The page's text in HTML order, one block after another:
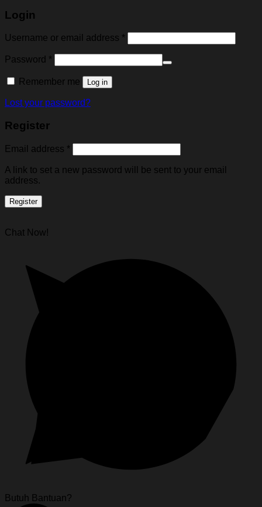
Login
Username or email address *
Password *
Remember me Log in
Lost your password?
Register
Email address *
A link to set a new password will be sent to your email
address.
Register
Chat Now!
Butuh Bantuan?